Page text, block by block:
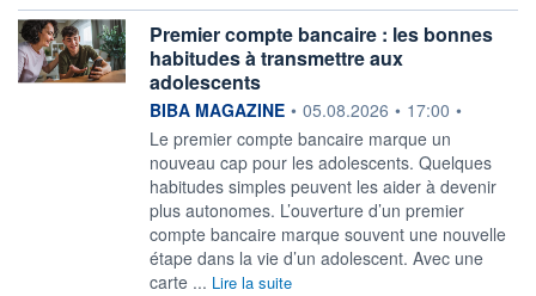
Premier compte bancaire : les bonnes
habitudes à transmettre aux
adolescents
information fournie par
BIBA MAGAZINE • 05.08.2026 • 17:00 •
Le premier compte bancaire marque un
nouveau cap pour les adolescents. Quelques
habitudes simples peuvent les aider à devenir
plus autonomes. L’ouverture d’un premier
compte bancaire marque souvent une nouvelle
étape dans la vie d’un adolescent. Avec une
carte ... Lire la suite